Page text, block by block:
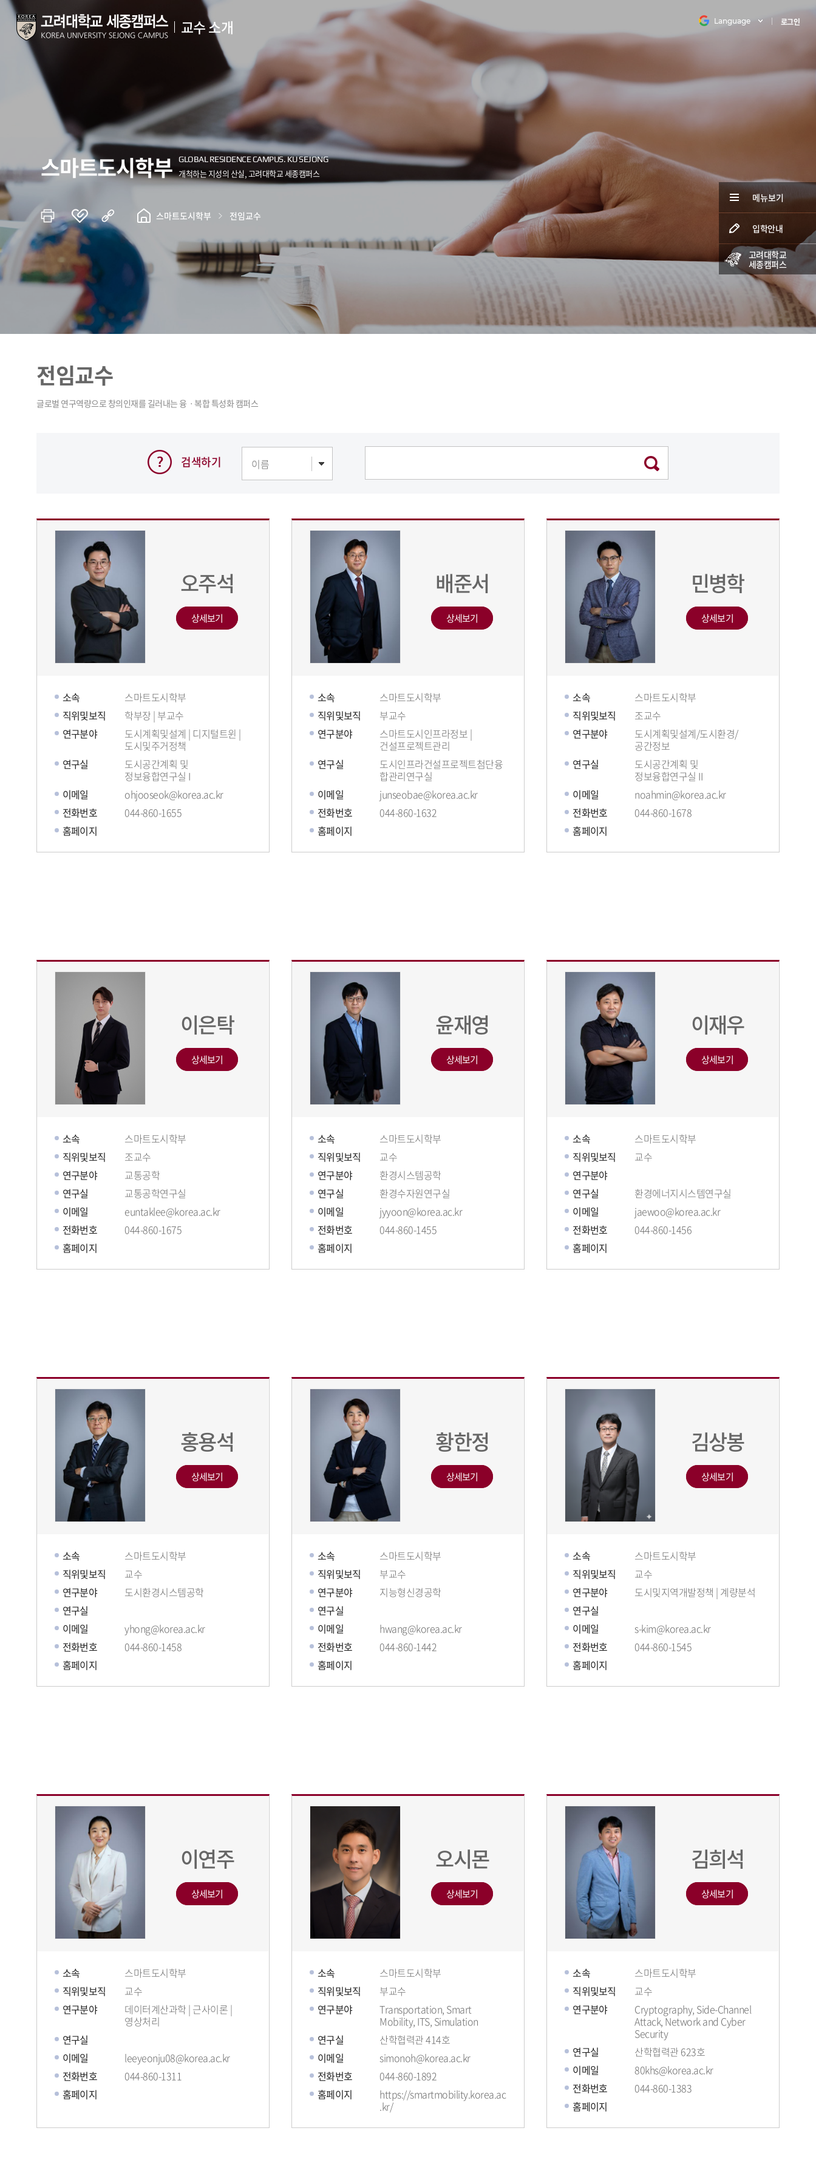
교수 소개 Language 로그인
메뉴보기
입학안내
고려대학교
세종캠퍼스
스마트도시학부
스마트도시학부 전임교수
전임교수
검색하기
오주석
상세보기
소속
스마트도시학부
직위및보직
학부장 | 부교수
연구분야
도시계획및설계 | 디지털트윈 |
도시및주거정책
연구실
도시공간계획 및
정보융합연구실 I
이메일
ohjooseok@korea.ac.kr
전화번호
044-860-1655
홈페이지
배준서
상세보기
소속
스마트도시학부
직위및보직
부교수
연구분야
스마트도시인프라정보 |
건설프로젝트관리
연구실
도시인프라건설프로젝트첨단융
합관리연구실
이메일
junseobae@korea.ac.kr
전화번호
044-860-1632
홈페이지
민병학
상세보기
소속
스마트도시학부
직위및보직
조교수
연구분야
도시계획및설계/도시환경/
공간정보
연구실
도시공간계획 및
정보융합연구실 II
이메일
noahmin@korea.ac.kr
전화번호
044-860-1678
홈페이지
이은탁
상세보기
소속
스마트도시학부
직위및보직
조교수
연구분야
교통공학
연구실
교통공학연구실
이메일
euntaklee@korea.ac.kr
전화번호
044-860-1675
홈페이지
윤재영
상세보기
소속
스마트도시학부
직위및보직
교수
연구분야
환경시스템공학
연구실
환경수자원연구실
이메일
jyyoon@korea.ac.kr
전화번호
044-860-1455
홈페이지
이재우
상세보기
소속
스마트도시학부
직위및보직
교수
연구분야
연구실
환경에너지시스템연구실
이메일
jaewoo@korea.ac.kr
전화번호
044-860-1456
홈페이지
홍용석
상세보기
소속
스마트도시학부
직위및보직
교수
연구분야
도시환경시스템공학
연구실
이메일
yhong@korea.ac.kr
전화번호
044-860-1458
홈페이지
황한정
상세보기
소속
스마트도시학부
직위및보직
부교수
연구분야
지능형신경공학
연구실
이메일
hwang@korea.ac.kr
전화번호
044-860-1442
홈페이지
김상봉
상세보기
소속
스마트도시학부
직위및보직
교수
연구분야
도시및지역개발정책 | 계량분석
연구실
이메일
s-kim@korea.ac.kr
전화번호
044-860-1545
홈페이지
이연주
상세보기
소속
스마트도시학부
직위및보직
교수
연구분야
데이터계산과학 | 근사이론 |
영상처리
연구실
이메일
leeyeonju08@korea.ac.kr
전화번호
044-860-1311
홈페이지
오시몬
상세보기
소속
스마트도시학부
직위및보직
부교수
연구분야
Transportation, Smart
Mobility, ITS, Simulation
연구실
산학협력관 414호
이메일
simonoh@korea.ac.kr
전화번호
044-860-1892
홈페이지
https://smartmobility.korea.ac
.kr/
김희석
상세보기
소속
스마트도시학부
직위및보직
교수
연구분야
Cryptography, Side-Channel
Attack, Network and Cyber
Security
연구실
산학협력관 623호
이메일
80khs@korea.ac.kr
전화번호
044-860-1383
홈페이지